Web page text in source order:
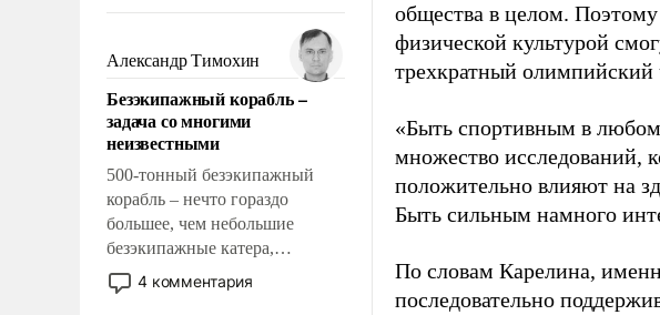
чем она отличается от просто
образованных людей. Иногда
казалось, что эти вопросы
решены раз и навсегда, но –
нет, не решены.
Александр Тимохин
Безэкипажный корабль –
задача со многими
неизвестными
500-тонный безэкипажный
корабль – нечто гораздо
большее, чем небольшие
безэкипажные катера,
применение которых уже
стало обыденностью. Задача по
4 комментария
общества в целом. Поэтому
физической культурой
трехкратный
«Быть спортивным в любом
множество исследований,
положительно влияют на
Быть сильным намного
По словам Карелина,
последовательно